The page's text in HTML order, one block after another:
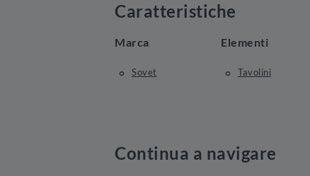
Caratteristiche
Marca
Sovet
Elementi
Tavolini
Continua a navigare